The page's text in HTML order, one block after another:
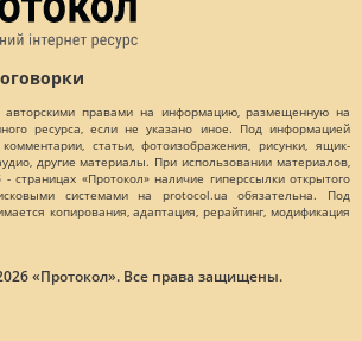
авторскими правами на информацию, размещенную на
ресурса, если не указано иное. Под информацией
статьи, фотоизображения, рисунки, ящик-
другие материалы. При использовании материалов,
«Протокол» наличие гиперссылки открытого
системами на protocol.ua обязательна. Под
копирования, адаптация, рерайтинг, модификация
«Протокол». Все права защищены.